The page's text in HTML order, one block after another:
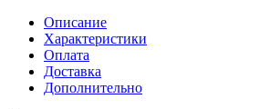
Описание
Характеристики
Оплата
Доставка
Дополнительно